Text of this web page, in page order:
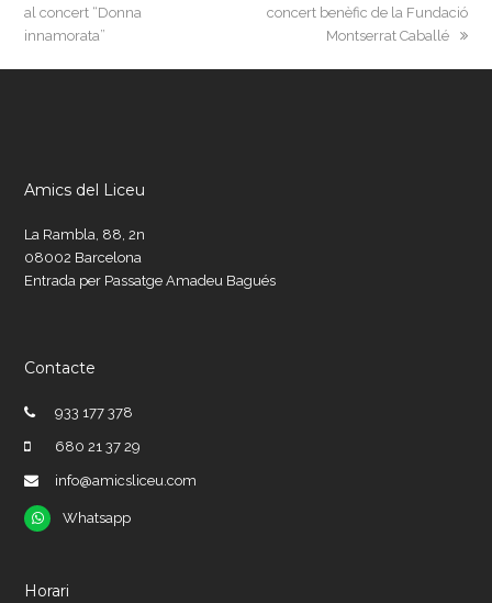
post:
al concert “Donna
innamorata”
post:concert benèfic de la Fundació
Montserrat Caballé
Amics del Liceu
La Rambla, 88, 2n
08002 Barcelona
Entrada per Passatge Amadeu Bagués
Contacte
933 177 378
680 21 37 29
info@amicsliceu.com
Whatsapp
Whatsapp
Horari